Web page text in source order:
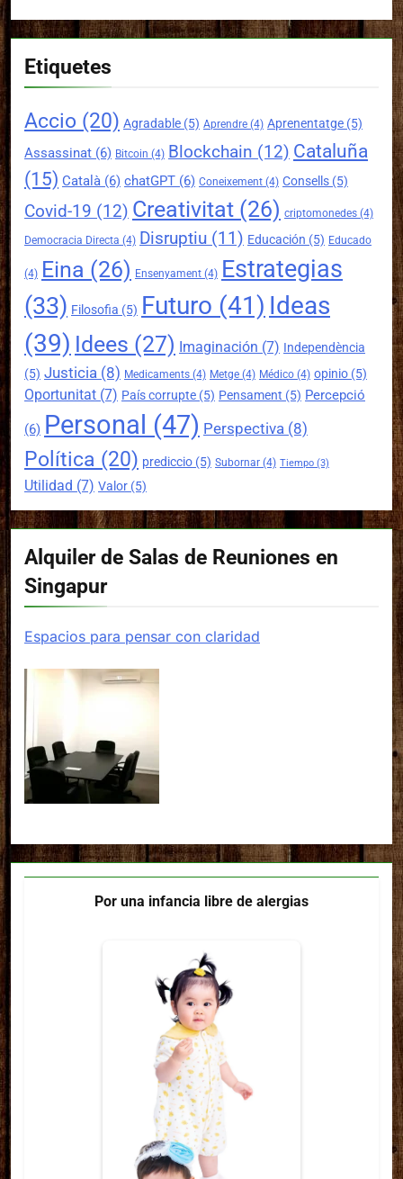
Etiquetes
Accio (20) Agradable (5) Aprendre (4) Aprenentatge (5)
Assassinat (6) Bitcoin (4) Blockchain (12) Cataluña
(15) Català (6) chatGPT (6) Coneixement (4) Consells (5)
Covid-19 (12) Creativitat (26) criptomonedes (4)
Democracia Directa (4) Disruptiu (11) Educación (5) Educado
(4) Eina (26) Ensenyament (4) Estrategias
(33) Filosofia (5) Futuro (41) Ideas
(39) Idees (27) Imaginación (7) Independència
(5) Justicia (8) Medicaments (4) Metge (4) Médico (4) opinio (5)
Oportunitat (7) País corrupte (5) Pensament (5) Percepció
(6) Personal (47) Perspectiva (8)
Política (20) prediccio (5) Subornar (4) Tiempo (3)
Utilidad (7) Valor (5)
Alquiler de Salas de Reuniones en
Singapur
Espacios para pensar con claridad
Por una infancia libre de alergias